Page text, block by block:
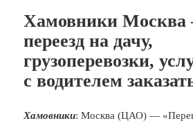
Хамовники
переезд на дачу,
грузоперевозки,
с водителем
Хамовники: Москва (ЦАО) —